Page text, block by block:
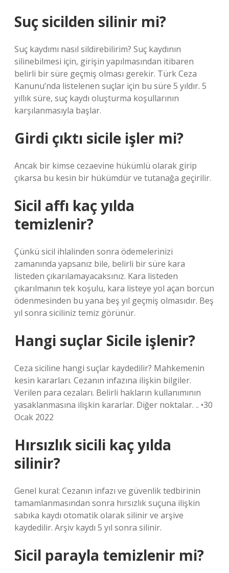
Suç sicilden silinir mi?
Suç kaydımı nasıl sildirebilirim? Suç kaydının
silinebilmesi için, girişin yapılmasından itibaren
belirli bir süre geçmiş olması gerekir. Türk Ceza
Kanunu’nda listelenen suçlar için bu süre 5 yıldır. 5
yıllık süre, suç kaydı oluşturma koşullarının
karşılanmasıyla başlar.
Girdi çıktı sicile işler mi?
Ancak bir kimse cezaevine hükümlü olarak girip
çıkarsa bu kesin bir hükümdür ve tutanağa geçirilir.
Sicil affı kaç yılda
temizlenir?
Çünkü sicil ihlalinden sonra ödemelerinizi
zamanında yapsanız bile, belirli bir süre kara
listeden çıkarılamayacaksınız. Kara listeden
çıkarılmanın tek koşulu, kara listeye yol açan borcun
ödenmesinden bu yana beş yıl geçmiş olmasıdır. Beş
yıl sonra siciliniz temiz görünür.
Hangi suçlar Sicile işlenir?
Ceza siciline hangi suçlar kaydedilir? Mahkemenin
kesin kararları. Cezanın infazına ilişkin bilgiler.
Verilen para cezaları. Belirli hakların kullanımının
yasaklanmasına ilişkin kararlar. Diğer noktalar. .. •30
Ocak 2022
Hırsızlık sicili kaç yılda
silinir?
Genel kural: Cezanın infazı ve güvenlik tedbirinin
tamamlanmasından sonra hırsızlık suçuna ilişkin
sabıka kaydı otomatik olarak silinir ve arşive
kaydedilir. Arşiv kaydı 5 yıl sonra silinir.
Sicil parayla temizlenir mi?